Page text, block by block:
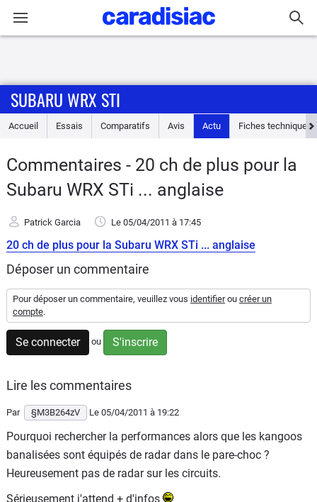
Accueil
Essais
d'achat
Electriques
Utilitaires
Flottes
Auto
Services
Forum
Moto
Marques
SUBARU WRX STI
Accueil Essais Comparatifs Avis Actu Fiches techniques
Commentaires - 20 ch de plus pour la
Subaru WRX STi ... anglaise
Patrick Garcia Le 05/04/2011 à 17:45
20 ch de plus pour la Subaru WRX STi ... anglaise
Déposer un commentaire
Pour déposer un commentaire, veuillez vous identifierou créer un
compte.
Se connecter ou S'inscrire
Lire les commentaires
Par §M3B264zV Le 05/04/2011 à 19:22
Pourquoi rechercher la performances alors que les kangoos
banalisées sont équipés de radar dans le pare-choc ?
Heureusement pas de radar sur les circuits.
Sérieusement j'attend + d'infos